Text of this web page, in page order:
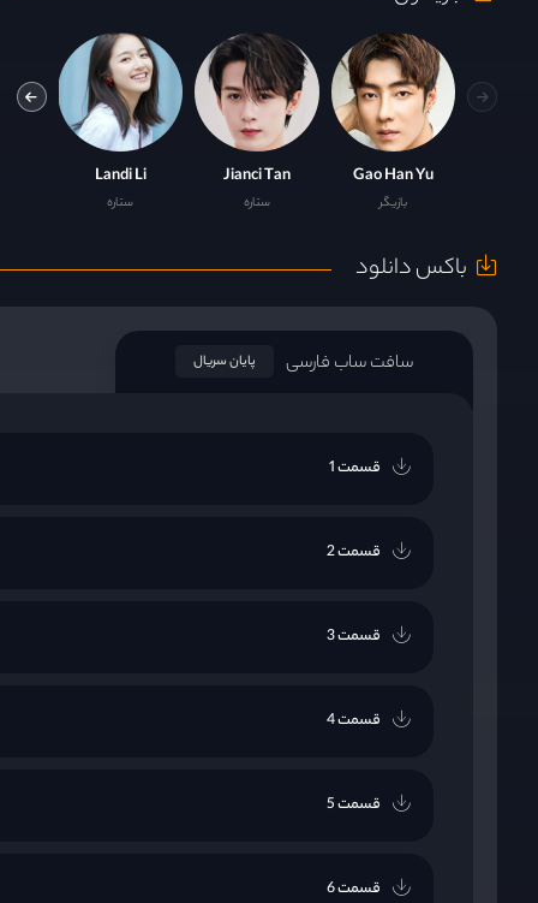
Gao Han Yu
بازیگر
Jianci Tan
ستاره
Landi Li
ستاره
باکس دانلود
سافت ساب فارسی پایان سریال
قسمت 1
قسمت 2
قسمت 3
قسمت 4
قسمت 5
قسمت 6